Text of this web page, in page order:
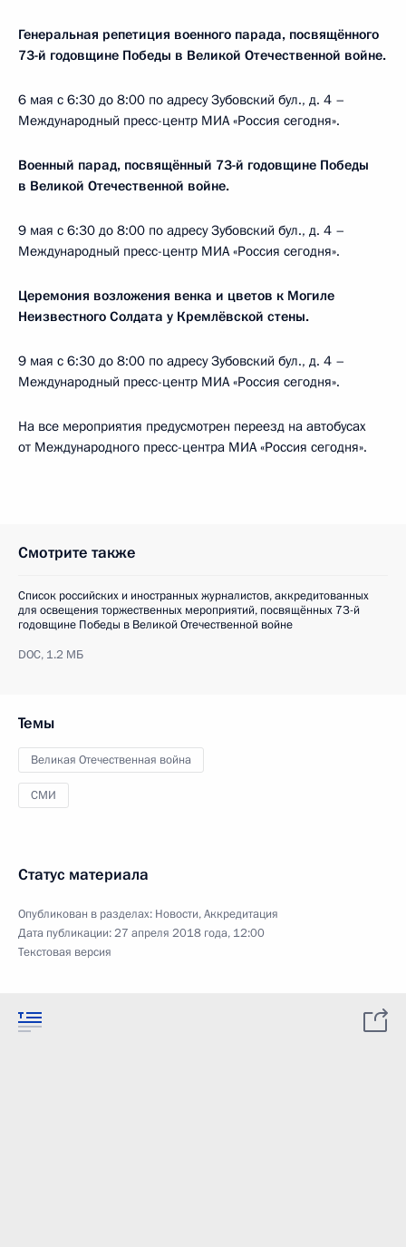
Генеральная репетиция военного парада, посвящённого
73-й годовщине Победы в Великой Отечественной войне.
6 мая с 6:30 до 8:00 по адресу Зубовский бул., д. 4 –
Международный пресс-центр МИА «Россия сегодня».
Военный парад, посвящённый 73-й годовщине Победы
в Великой Отечественной войне.
9 мая с 6:30 до 8:00 по адресу Зубовский бул., д. 4 –
Международный пресс-центр МИА «Россия сегодня».
Церемония возложения венка и цветов к Могиле
Неизвестного Солдата у Кремлёвской стены.
9 мая с 6:30 до 8:00 по адресу Зубовский бул., д. 4 –
Международный пресс-центр МИА «Россия сегодня».
На все мероприятия предусмотрен переезд на автобусах
от Международного пресс-центра МИА «Россия сегодня».
Смотрите также
Список российских и иностранных журналистов, аккредитованных
для освещения торжественных мероприятий, посвящённых 73-й
годовщине Победы в Великой Отечественной войне
DOC, 1.2 МБ
Темы
Великая Отечественная война
СМИ
Статус материала
Опубликован в разделах: Новости,Аккредитация
Дата публикации:27 апреля 2018 года, 12:00
Текстовая версия